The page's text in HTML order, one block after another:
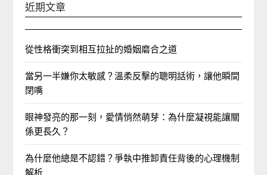
近期文章
從性格衝突到相互拉扯的婚姻磨合之道
當另一半嫌你太敏感？溫柔反擊的聰明話術，讓他瞬間
閉嘴
眼神發亮的那一刻，愛情悄然萌芽：為什麼凝視能讓關
係更長久？
為什麼他總是不認錯？爭執中推卸責任背後的心理機制
解析